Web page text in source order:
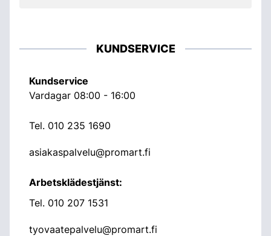
KUNDSERVICE
Kundservice
Vardagar 08:00 - 16:00
Tel. 010 235 1690
asiakaspalvelu@promart.fi
Arbetsklädestjänst:
Tel. 010 207 1531
tyovaatepalvelu@promart.fi